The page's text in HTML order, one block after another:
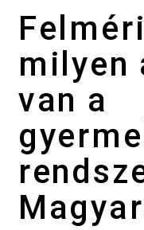
milyen
van a